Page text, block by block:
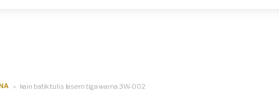
kain batik tulis lasem tiga warna 3W-002